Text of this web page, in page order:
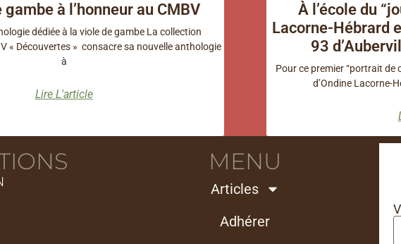
à l’honneur au CMBV
dédiée à la viole de gambe La collection
« Découvertes » consacre sa nouvelle anthologie
à
Lire L'article
À l’école du
Lacorne-Hébrard
93
Pour ce premier “portrait de
d’Ondine Lacorne-
MENU
Articles
Adhérer